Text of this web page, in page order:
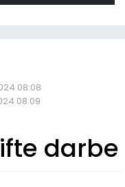
08:08
08:09
darbe